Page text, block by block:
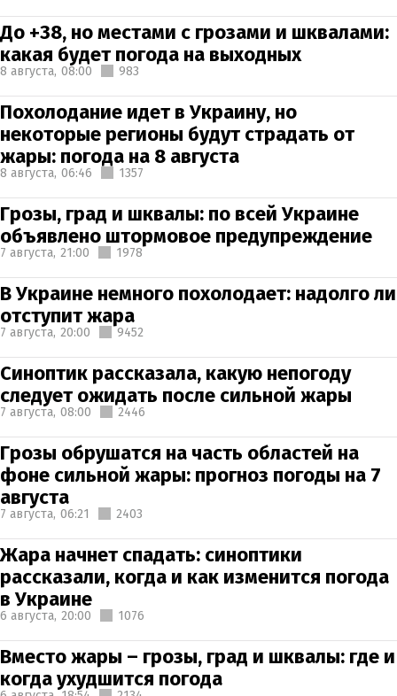
До +38, но местами с грозами и шквалами:
какая будет погода на выходных
8 августа, 08:00 983
Похолодание идет в Украину, но
некоторые регионы будут страдать от
жары: погода на 8 августа
8 августа, 06:46 1357
Грозы, град и шквалы: по всей Украине
объявлено штормовое предупреждение
7 августа, 21:00 1978
В Украине немного похолодает: надолго ли
отступит жара
7 августа, 20:00 9452
Синоптик рассказала, какую непогоду
следует ожидать после сильной жары
7 августа, 08:00 2446
Грозы обрушатся на часть областей на
фоне сильной жары: прогноз погоды на 7
августа
7 августа, 06:21 2403
Жара начнет спадать: синоптики
рассказали, когда и как изменится погода
в Украине
6 августа, 20:00 1076
Вместо жары – грозы, град и шквалы: где и
когда ухудшится погода